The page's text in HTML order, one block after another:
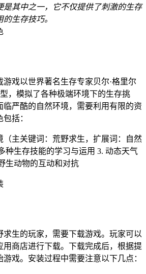
是其中之一，它不仅提供了刺激的生存
生存技巧。
游戏以世界著名生存专家贝尔·格里尔
，模拟了各种极端环境下的生存挑
临严酷的自然环境，需要利用有限的资
括：
（主关键词：荒野求生，扩展词：自然
种生存技能的学习与运用 3. 动态天气
生动物的互动和对抗
求生的玩家，需要下载游戏。玩家可以
用商店进行下载。下载完成后，根据提
戏。安装过程中需要注意以下几点：